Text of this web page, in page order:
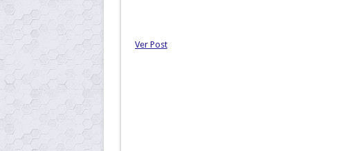
Ver Post